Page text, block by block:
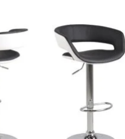
€ 240,00.€ 205,00.